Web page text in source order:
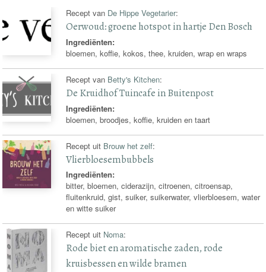
Recept van De Hippe Vegetarier:
Oerwoud: groene hotspot in hartje Den Bosch
Ingrediënten:
bloemen, koffie, kokos, thee, kruiden, wrap en wraps
Recept van Betty's Kitchen:
De Kruidhof Tuincafe in Buitenpost
Ingrediënten:
bloemen, broodjes, koffie, kruiden en taart
Recept uit Brouw het zelf:
Vlierbloesembubbels
Ingrediënten:
bitter, bloemen, ciderazijn, citroenen, citroensap,
fluitenkruid, gist, suiker, suikerwater, vlierbloesem, water
en witte suiker
Recept uit Noma:
Rode biet en aromatische zaden, rode
kruisbessen en wilde bramen